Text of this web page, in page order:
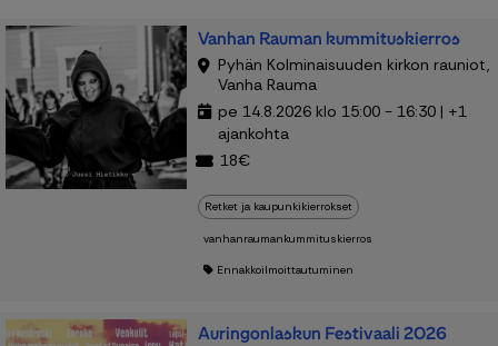
Vanhan Rauman kummituskierros
Pyhän Kolminaisuuden kirkon rauniot,
Vanha Rauma
pe 14.8.2026 klo 15:00 - 16:30 | +1
ajankohta
18€
Retket ja kaupunkikierrokset
vanhanraumankummituskierros
Ennakkoilmoittautuminen
Auringonlaskun Festivaali 2026